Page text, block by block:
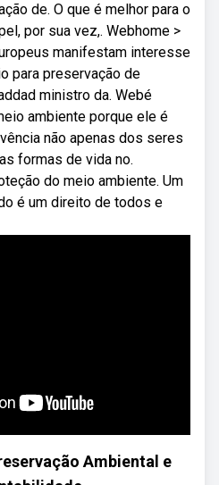
de. O que é melhor para o
por sua vez,. Webhome >
manifestam interesse
para preservação de
ministro da. Webé
ambiente porque ele é
não apenas dos seres
formas de vida no.
do meio ambiente. Um
é um direito de todos e
Ambiental e